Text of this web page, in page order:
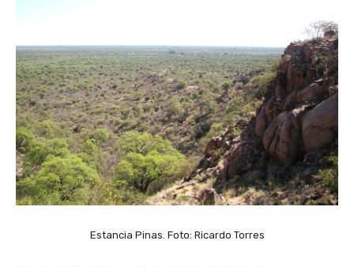
Estancia Pinas. Foto: Ricardo Torres